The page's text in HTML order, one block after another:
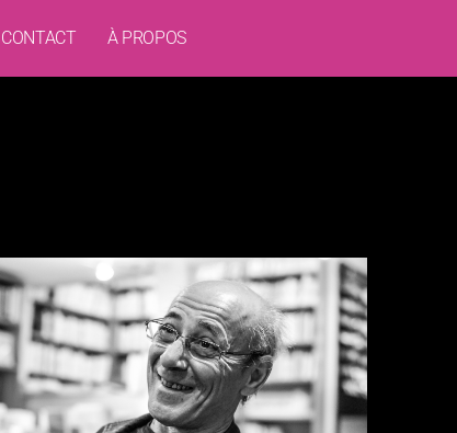
CONTACT À PROPOS